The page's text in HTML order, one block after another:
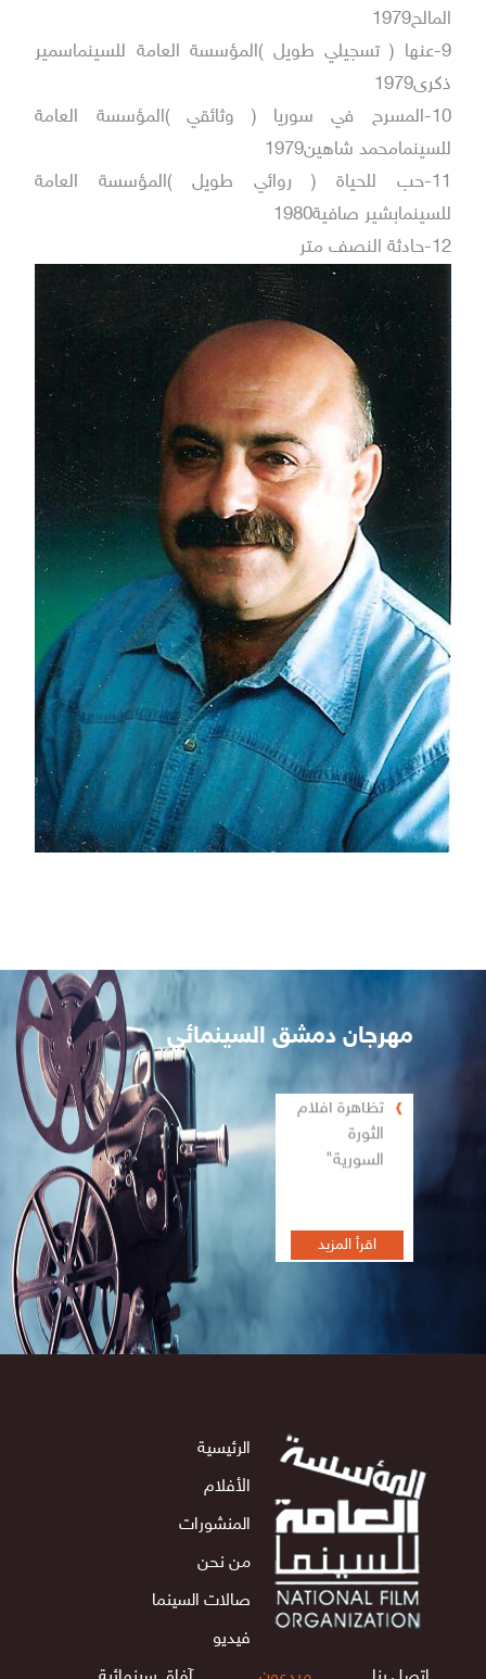
المالح1979
9-عنها ( تسجيلي طويل )المؤسسة العامة للسينماسمير
ذكرى1979
10-المسرح في سوريا ( وثائقي )المؤسسة العامة
للسينمامحمد شاهين1979
11-حب للحياة ( روائي طويل )المؤسسة العامة
للسينمابشير صافية1980
مهرجان دمشق السينمائي
تظاهرة أفلام
الثورة
السورية"
اقرأ المزيد
الرئيسية
الأفلام
المنشورات
من نحن
صالات السينما
فيديو